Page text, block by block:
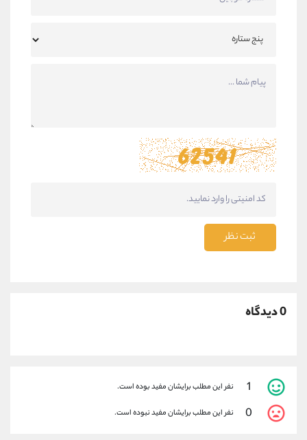
ثبت نظر
0 دیدگاه
1 نفر این مطلب برایشان مفید بوده است.
0 نفر این مطلب برایشان مفید نبوده است.